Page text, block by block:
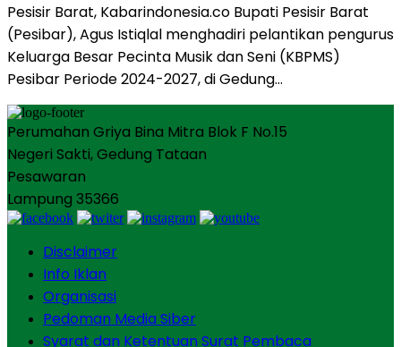
Pesisir Barat, Kabarindonesia.co Bupati Pesisir Barat
(Pesibar), Agus Istiqlal menghadiri pelantikan pengurus
Keluarga Besar Pecinta Musik dan Seni (KBPMS)
Pesibar Periode 2024-2027, di Gedung…
Perumahan Griya Bina Mitra Blok F No.15
Negeri Sakti, Gedung Tataan
Pesawaran
Lampung 35366
Disclaimer
Info Iklan
Organisasi
Pedoman Media Siber
Syarat dan Ketentuan Surat Pembaca